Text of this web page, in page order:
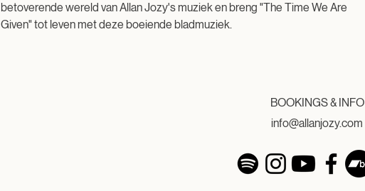
betoverende wereld van Allan Jozy's muziek en breng "The Time We Are
Given" tot leven met deze boeiende bladmuziek.
BOOKINGS & INFO
info@allanjozy.com